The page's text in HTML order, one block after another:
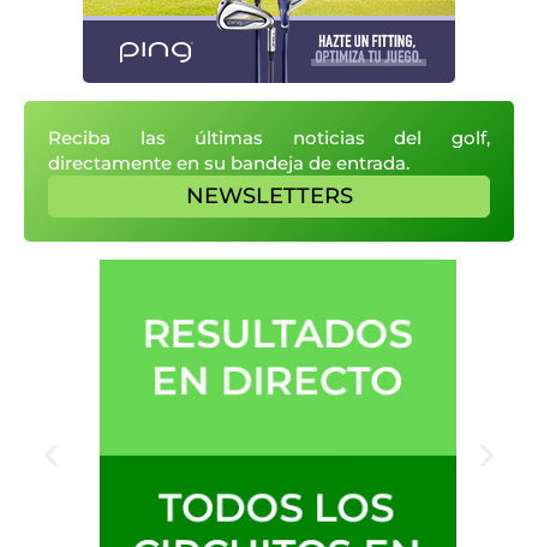
Reciba las últimas noticias del golf,
directamente en su bandeja de entrada.
NEWSLETTERS